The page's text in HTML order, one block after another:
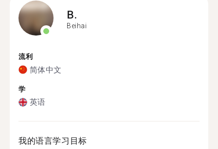
B.
Beihai
流利
简体中文
学
英语
我的语言学习目标